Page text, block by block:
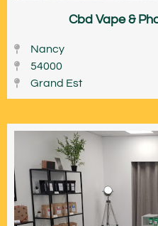
Cbd Vape &
Nancy
54000
Grand Est